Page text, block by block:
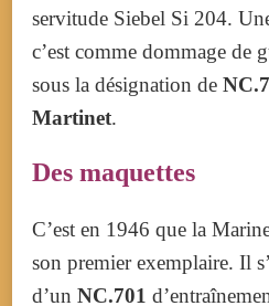
servitude Siebel Si 204.
c’est comme dommage de
sous la désignation de
Martinet.
Des maquettes
C’est en 1946 que la
son premier exemplaire. Il
d’un NC.701